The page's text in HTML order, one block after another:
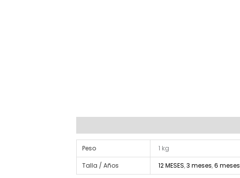
Peso 1 kg
Talla / Años 12 MESES,3 meses,6 meses